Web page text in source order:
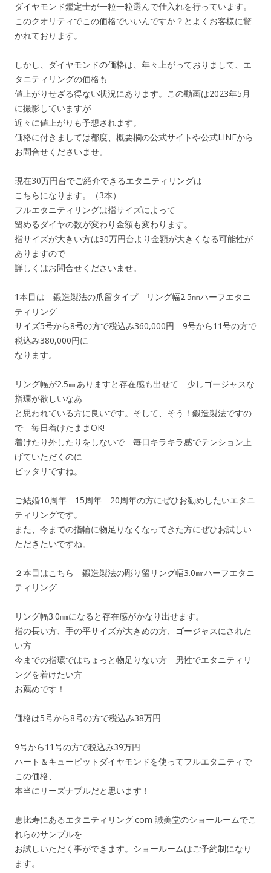
ダイヤモンド鑑定士が一粒一粒選んで仕入れを行っています。
このクオリティでこの価格でいいんですか？とよくお客様に驚
かれております。
しかし、ダイヤモンドの価格は、年々上がっておりまして、エ
タニティリングの価格も
値上がりせざる得ない状況にあります。この動画は2023年5月
に撮影していますが
近々に値上がりも予想されます。
価格に付きましては都度、概要欄の公式サイトや公式LINEから
お問合せくださいませ。
現在30万円台でご紹介できるエタニティリングは
こちらになります。（3本）
フルエタニティリングは指サイズによって
留めるダイヤの数が変わり金額も変わります。
指サイズが大きい方は30万円台より金額が大きくなる可能性が
ありますので
詳しくはお問合せくださいませ。
1本目は 鍛造製法の爪留タイプ リング幅2.5㎜ハーフエタニ
ティリング
サイズ5号から8号の方で税込み360,000円 9号から11号の方で
税込み380,000円に
なります。
リング幅が2.5㎜ありますと存在感も出せて 少しゴージャスな
指環が欲しいなあ
と思われている方に良いです。そして、そう！鍛造製法ですの
で 毎日着けたままOK!
着けたり外したりをしないで 毎日キラキラ感でテンション上
げていただくのに
ピッタリですね。
ご結婚10周年 15周年 20周年の方にぜひお勧めしたいエタニ
ティリングです。
また、今までの指輪に物足りなくなってきた方にぜひお試しい
ただきたいですね。
２本目はこちら 鍛造製法の彫り留リング幅3.0㎜ハーフエタニ
ティリング
リング幅3.0㎜になると存在感がかなり出せます。
指の長い方、手の平サイズが大きめの方、ゴージャスにされた
い方
今までの指環ではちょっと物足りない方 男性でエタニティリ
ングを着けたい方
お薦めです！
価格は5号から8号の方で税込み38万円
9号から11号の方で税込み39万円
ハート＆キューピットダイヤモンドを使ってフルエタニティで
この価格、
本当にリーズナブルだと思います！
恵比寿にあるエタニティリング.com 誠美堂のショールームでこ
れらのサンプルを
お試しいただく事ができます。ショールームはご予約制になり
ます。